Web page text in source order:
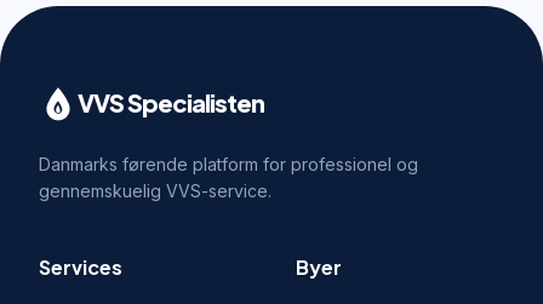
VVS Specialisten
Danmarks førende platform for professionel og
gennemskuelig VVS-service.
Services Byer